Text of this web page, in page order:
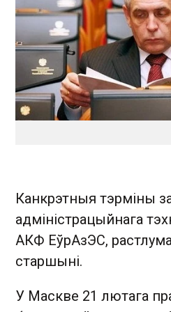
Канкрэтныя тэрміны
адміністрацыйнага
АКФ ЕўрАзЭС,
старшыні.
У Маскве 21 лютага